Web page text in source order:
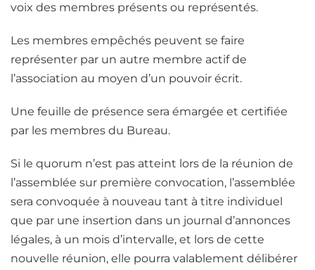
voix des membres présents ou représentés.
Les membres empêchés peuvent se faire
représenter par un autre membre actif de
l’association au moyen d’un pouvoir écrit.
Une feuille de présence sera émargée et certifiée
par les membres du Bureau.
Si le quorum n’est pas atteint lors de la réunion de
l’assemblée sur première convocation, l’assemblée
sera convoquée à nouveau tant à titre individuel
que par une insertion dans un journal d’annonces
légales, à un mois d’intervalle, et lors de cette
nouvelle réunion, elle pourra valablement délibérer